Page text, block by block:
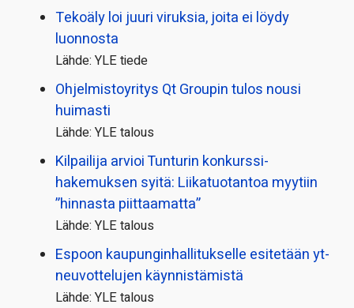
Tekoäly loi juuri viruksia, joita ei löydy
luonnosta
Lähde: YLE tiede
Ohjelmistoyritys Qt Groupin tulos nousi
huimasti
Lähde: YLE talous
Kilpailija arvioi Tunturin konkurssi­
hakemuksen syitä: Liikatuotantoa myytiin
”hinnasta piittaamatta”
Lähde: YLE talous
Espoon kaupungin­hallitukselle esitetään yt-
neuvottelujen käynnistämistä
Lähde: YLE talous